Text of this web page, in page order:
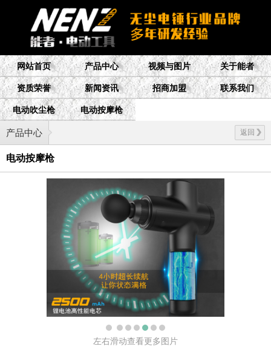
网站首页 产品中心 视频与图片 关于能者
资质荣誉 新闻资讯 招商加盟 联系我们
电动吹尘枪 电动按摩枪
产品中心 返回
电动按摩枪
左右滑动查看更多图片